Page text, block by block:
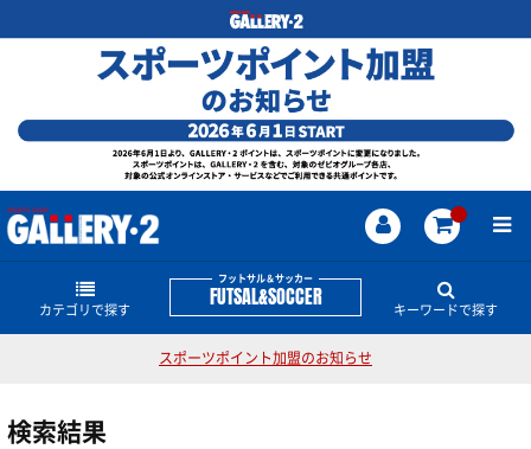
フットサル＆サッカー
FUTSAL&SOCCER
カテゴリで探す
スパイク
レプリカユニフォーム・関連グッズ
キーワードで探す
サッカー日本代表
スポーツポイント加盟のお知らせ
検索結果